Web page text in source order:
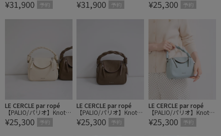
2Wayハンドバッグ
¥31,900 予約
2Wayハンドバッグ
¥31,900 予約
2Wayハンドバッグ/small
¥25,300 予約
LE CERCLE par ropé
【PALIO/パリオ】Knotta
2Wayハンドバッグ/small
¥25,300 予約
LE CERCLE par ropé
【PALIO/パリオ】Knotta
2Wayハンドバッグ/small
¥25,300 予約
LE CERCLE par ropé
【PALIO/パリオ】Knotta
2Wayハンドバッグ/small
¥25,300 予約